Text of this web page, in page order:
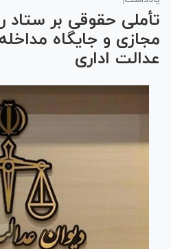
تأملی حقوقی بر ستاد
مجازی و جایگاه
عدالت اداری